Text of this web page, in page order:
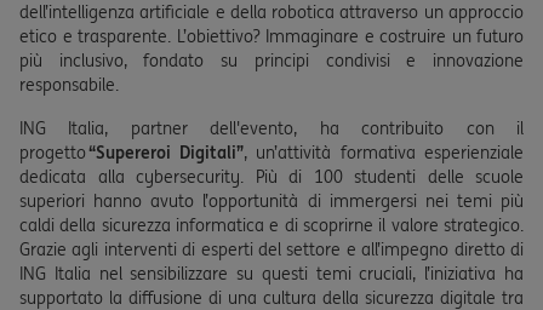
dell’intelligenza artificiale e della robotica attraverso un approccio
etico e trasparente. L’obiettivo? Immaginare e costruire un futuro
più inclusivo, fondato su principi condivisi e innovazione
responsabile.
ING Italia, partner dell'evento, ha contribuito con il
progetto“Supereroi Digitali”, un’attività formativa esperienziale
dedicata alla cybersecurity. Più di 100 studenti delle scuole
superiori hanno avuto l’opportunità di immergersi nei temi più
caldi della sicurezza informatica e di scoprirne il valore strategico.
Grazie agli interventi di esperti del settore e all’impegno diretto di
ING Italia nel sensibilizzare su questi temi cruciali, l’iniziativa ha
supportato la diffusione di una cultura della sicurezza digitale tra